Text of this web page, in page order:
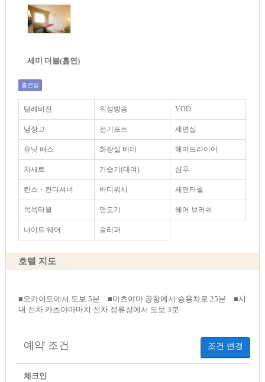
세미 더블(흡연)
흡연실
텔레비전 위성방송 VOD
냉장고 전기포트 세면실
유닛 배스 화장실 비데 헤어드라이어
차세트 가습기(대여) 샴푸
린스・컨디셔너 바디워시 세면타월
목욕타월 면도기 헤어 브러쉬
나이트 웨어 슬리퍼
호텔 지도
■오카이도에서 도보 5분 ■마츠야마 공항에서 승용차로 25분 ■시
내 전차 카츠야마마치 전차 정류장에서 도보 3분
조건 변경
예약 조건
체크인